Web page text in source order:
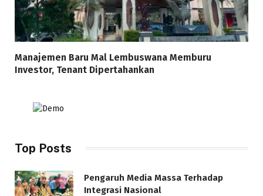
Manajemen Baru Mal Lembuswana Memburu
Investor, Tenant Dipertahankan
Top Posts
Pengaruh Media Massa Terhadap
Integrasi Nasional